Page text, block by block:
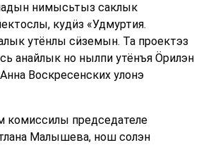
нимысьтыз саклык
кудӥз «Удмуртия.
утёнлы сӥземын. Та проектэз
анайлык но нылпи утёнъя Ӧрилэн
Воскресенских улонэ
председателе
Малышева, нош солэн